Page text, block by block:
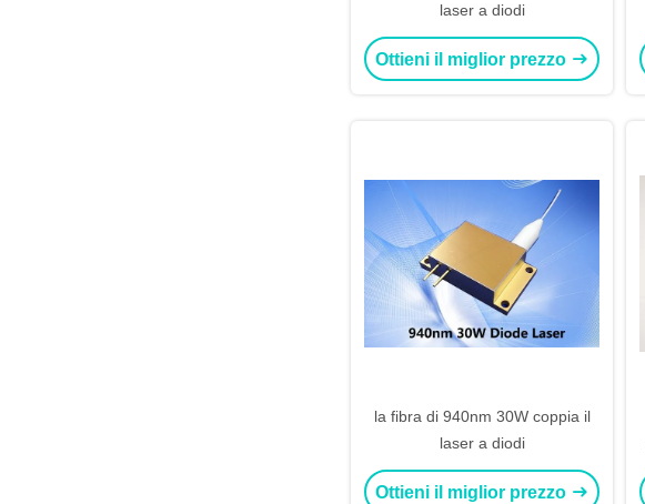
laser a diodi
Ottieni il miglior prezzo
la fibra di 940nm 30W coppia il
laser a diodi
Ottieni il miglior prezzo